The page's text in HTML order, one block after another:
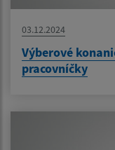
03.12.2024
Výberové
pracovníčky